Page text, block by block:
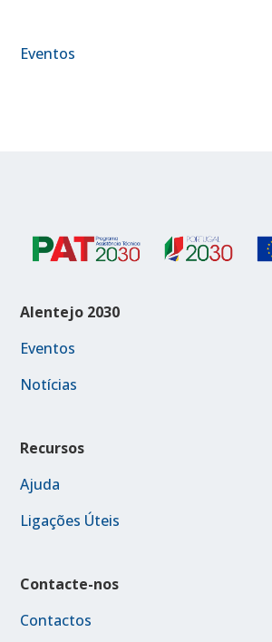
Eventos
Alentejo 2030
Eventos
Notícias
Recursos
Ajuda
Ligações Úteis
Contacte-nos
Contactos